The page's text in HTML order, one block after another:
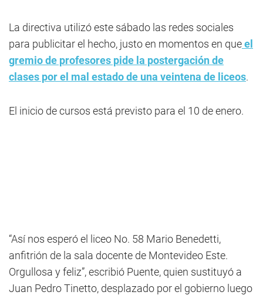
La directiva utilizó este sábado las redes sociales
para publicitar el hecho, justo en momentos en queel
gremio de profesores pide la postergación de
clases por el mal estado de una veintena de liceos.
El inicio de cursos está previsto para el 10 de enero.
“Así nos esperó el liceo No. 58 Mario Benedetti,
anfitrión de la sala docente de Montevideo Este.
Orgullosa y feliz”, escribió Puente, quien sustituyó a
Juan Pedro Tinetto, desplazado por el gobierno luego